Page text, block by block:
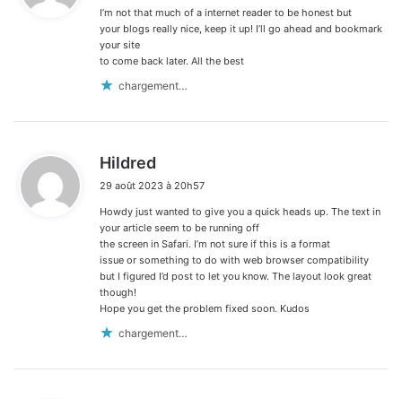
:
I’m not that much of a internet reader to be honest but
your blogs really nice, keep it up! I’ll go ahead and bookmark
your site
to come back later. All the best
chargement…
Hildred
t
:
29 août 2023 à 20h57
Howdy just wanted to give you a quick heads up. The text in
your article seem to be running off
the screen in Safari. I’m not sure if this is a format
issue or something to do with web browser compatibility
but I figured I’d post to let you know. The layout look great
though!
Hope you get the problem fixed soon. Kudos
chargement…